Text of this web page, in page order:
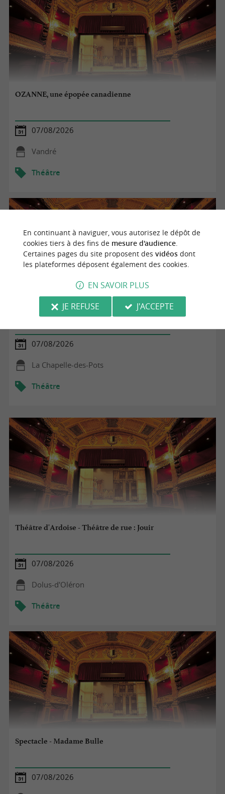
OZANNE, une épopée canadienne
07/08/2026
Vandré
Théâtre
Les Échappées Rurales à La-Chapelle-des-Pots
07/08/2026
La Chapelle-des-Pots
Théâtre
Théâtre d'Ardoise - Théâtre de rue : Jouir
07/08/2026
Dolus-d'Oléron
Théâtre
Spectacle - Madame Bulle
07/08/2026
En continuant à naviguer, vous autorisez le dépôt de
cookies tiers à des fins de mesure d'audience.
Certaines pages du site proposent des vidéosdont
les plateformes déposent également des cookies.
EN SAVOIR PLUS
JE REFUSE
J'ACCEPTE